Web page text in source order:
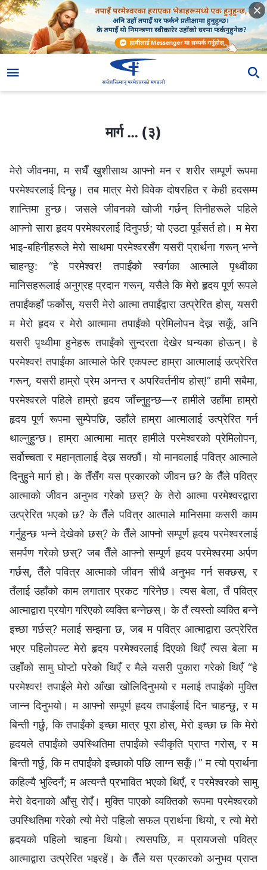
मार्ग … (३)
मेरो जीवनमा, म सधैँ खुशीसाथ आफ्नो मन र शरीर सम्पूर्ण रूपमा
परमेश्‍वरलाई दिन्छु। तब मात्र मेरो विवेक दोषरहित र केही हदसम्म
शान्तिमा हुन्छ। जसले जीवनको खोजी गर्छन् तिनीहरूले पहिले
आफ्नो सारा हृदय परमेश्‍वरलाई दिनुपर्छ; यो एउटा पूर्वसर्त हो। म मेरा
भाइ-बहिनीहरूले मेरो साथमा परमेश्‍वरसँग यसरी प्रार्थना गरून् भन्‍ने
चाहन्छु: “हे परमेश्‍वर! तपाईंको स्वर्गका आत्माले पृथ्वीका
मानिसहरूलाई अनुग्रह प्रदान गरून्, यसैले कि मेरो हृदय पूर्ण रूपले
तपाईंकहाँ फर्कोस्, यसरी मेरो आत्मा तपाईंद्वारा उत्प्रेरित होस्, यसरी
म मेरो हृदय र मेरो आत्मामा तपाईंको प्रेमिलोपन देख्न सकूँ, अनि
यसरी पृथ्वीमा हुनेहरू तपाईंको सुन्दरता देखेर धन्यका होऊन्। हे
परमेश्‍वर! तपाईंका आत्माले फेरि एकपल्ट हाम्रा आत्मालाई उत्प्रेरित
गरून्, यसरी हाम्रो प्रेम अनन्त र अपरिवर्तनीय होस्!” हामी सबैमा,
परमेश्‍वरले पहिले हाम्रो हृदय जाँच्नुहुन्छ—र हामीले उहाँमा हाम्रो
हृदय पूर्ण रूपमा सुम्पेपछि, उहाँले हाम्रा आत्मालाई उत्प्रेरित गर्न
थाल्नुहुन्छ। हाम्रा आत्मामा मात्र हामीले परमेश्‍वरको प्रेमिलोपन,
सर्वोच्चता र महान्‌तालाई देख्न सक्छौं। यो मानवलाई पवित्र आत्माले
दिनुहुने मार्ग हो। के तँसँग यस प्रकारको जीवन छ? के तैँले पवित्र
आत्माको जीवन अनुभव गरेको छस्? के तेरो आत्मा परमेश्‍वरद्वारा
उत्प्रेरित भएको छ? के तैँले पवित्र आत्माले मानिसमा कसरी काम
गर्नुहुन्छ भन्‍ने देखेको छस्? के तैँले आफ्नो सम्पूर्ण हृदय परमेश्‍वरलाई
समर्पण गरेको छस्? जब तैँले आफ्नो सम्पूर्ण हृदय परमेश्‍वरमा अर्पण
गर्छस्, तैँले पवित्र आत्माको जीवन सीधै अनुभव गर्न सक्छस्, र
तँलाई उहाँको काम लगातार प्रकट गरिनेछ। त्यस बेला, तँ पवित्र
आत्माद्वारा प्रयोग गरिएको व्यक्ति बन्नेछस्। के तँ त्यस्तो व्यक्ति बन्ने
इच्छा गर्छस्? मलाई सम्झना छ, जब म पवित्र आत्माद्वारा उत्प्रेरित
भएर पहिलोपल्ट मेरो हृदय परमेश्‍वरलाई दिएको थिएँ त्यस बेला म
उहाँको सामु घोप्टो परेको थिएँ र मैले यसरी पुकारा गरेको थिएँ “हे
परमेश्‍वर! तपाईंले मेरो आँखा खोलिदिनुभयो र मलाई तपाईंको मुक्ति
जान्न दिनुभयो। म आफ्नो सम्पूर्ण हृदय तपाईंलाई दिन चाहन्छु, र म
बिन्ती गर्छु, कि तपाईंको इच्छा मात्र पूरा होस्, मेरो इच्छा छ कि मेरो
हृदयले तपाईंको उपस्थितिमा तपाईंको स्वीकृति प्राप्त गरोस्, र म
बिन्ती गर्छु, कि म तपाईंको इच्छाको पछि लाग्न सकूँ।” म त्यो प्रार्थना
कहिल्यै भुल्दिनँ; म अत्यन्तै प्रभावित भएको थिएँ, र परमेश्‍वरको सामु
मेरो वेदनाको आँसु रोएँ। मुक्ति पाएको व्यक्तिको रूपमा परमेश्‍वरको
उपस्थितिमा गरेको त्यो मेरो पहिलो सफल प्रार्थना थियो, र त्यो मेरो
हृदयको पहिलो चाहना थियो। त्यसपछि, म प्रायजसो पवित्र
आत्माद्वारा उत्प्रेरित भइरहें। के तैँले यस प्रकारको अनुभव प्राप्त